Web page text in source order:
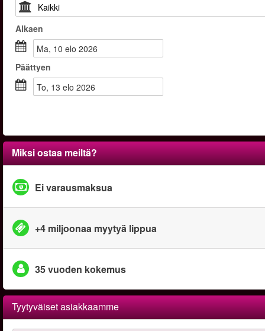
Alkaen
ma, 10 elo 2026
Päättyen
to, 13 elo 2026
Miksi ostaa meiltä?
Ei varausmaksua
+4 miljoonaa myytyä lippua
35 vuoden kokemus
Tyytyväiset asiakkaamme